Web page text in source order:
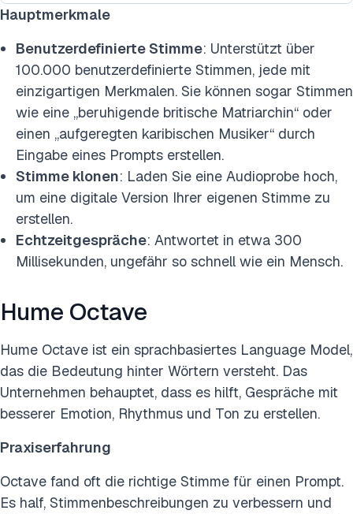
Hauptmerkmale
Benutzerdefinierte Stimme: Unterstützt über
100.000 benutzerdefinierte Stimmen, jede mit
einzigartigen Merkmalen. Sie können sogar Stimmen
wie eine „beruhigende britische Matriarchin“ oder
einen „aufgeregten karibischen Musiker“ durch
Eingabe eines Prompts erstellen.
Stimme klonen: Laden Sie eine Audioprobe hoch,
um eine digitale Version Ihrer eigenen Stimme zu
erstellen.
Echtzeitgespräche: Antwortet in etwa 300
Millisekunden, ungefähr so schnell wie ein Mensch.
Hume Octave
Hume Octave ist ein sprachbasiertes Language Model,
das die Bedeutung hinter Wörtern versteht. Das
Unternehmen behauptet, dass es hilft, Gespräche mit
besserer Emotion, Rhythmus und Ton zu erstellen.
Praxiserfahrung
Octave fand oft die richtige Stimme für einen Prompt.
Es half, Stimmenbeschreibungen zu verbessern und